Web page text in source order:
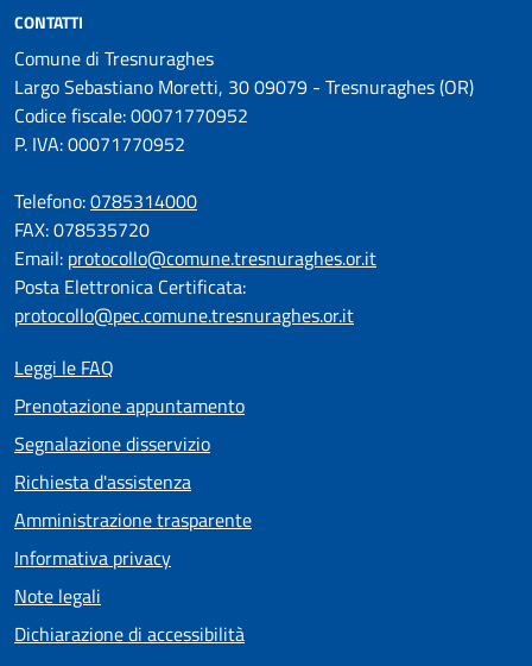
CONTATTI
Comune di Tresnuraghes
Largo Sebastiano Moretti, 30 09079 - Tresnuraghes (OR)
Codice fiscale: 00071770952
P. IVA: 00071770952
Telefono:0785314000
FAX: 078535720
Email: protocollo@comune.tresnuraghes.or.it
Posta Elettronica Certificata:
protocollo@pec.comune.tresnuraghes.or.it
Leggi le FAQ
Prenotazione appuntamento
Segnalazione disservizio
Richiesta d'assistenza
Amministrazione trasparente
Informativa privacy
Note legali
Dichiarazione di accessibilità